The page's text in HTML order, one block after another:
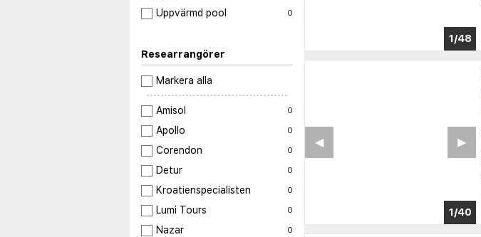
Uppvärmd pool 0
Researrangörer
Markera alla
Amisol 0
Apollo 0
Corendon 0
Detur 0
Kroatienspecialisten 0
Lumi Tours 0
Nazar 0
1/40
1/32
▶︎
◀︎